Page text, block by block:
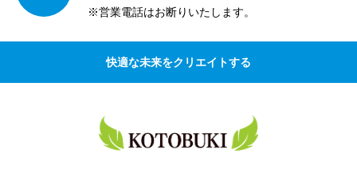
※営業電話はお断りいたします。
快適な未来をクリエイトする